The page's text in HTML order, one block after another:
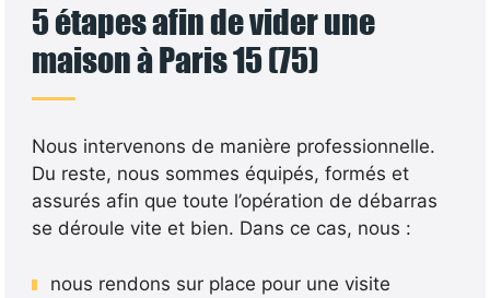
5 étapes afin de vider une
maison à Paris 15 (75)
Nous intervenons de manière professionnelle.
Du reste, nous sommes équipés, formés et
assurés afin que toute l’opération de débarras
se déroule vite et bien. Dans ce cas, nous :
nous rendons sur place pour une visite